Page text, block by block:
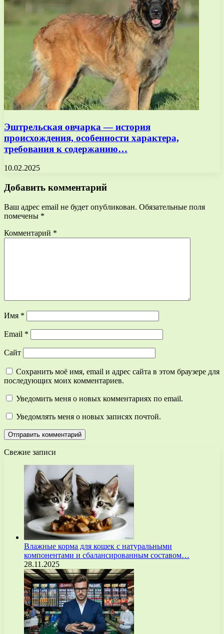
Эштрельская овчарка — история
происхождения, особенности характера,
требования к содержанию…
10.02.2025
Добавить комментарий
Ваш адрес email не будет опубликован. Обязательные поля
помечены *
Комментарий *
Имя *
Email *
Сайт
Сохранить моё имя, email и адрес сайта в этом браузере для
последующих моих комментариев.
Уведомить меня о новых комментариях по email.
Уведомлять меня о новых записях почтой.
Свежие записи
Влажные корма для кошек с натуральными
компонентами и сбалансированным составом…
28.11.2025